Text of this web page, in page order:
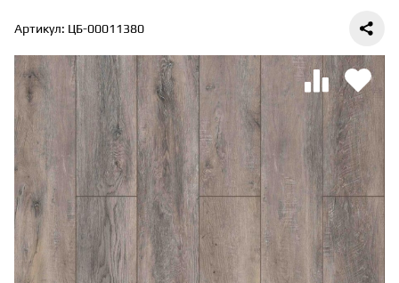
Как выбрать
Калькулятор
О нас
Контакты
ИНЖЕНЕРНАЯ ДОСКА
ПАРКЕТНАЯ ДОСКА
ТЕРРАСНАЯ ДОСКА
КОВРОВАЯ ПЛИТКА
Артикул: ЦБ-00011380